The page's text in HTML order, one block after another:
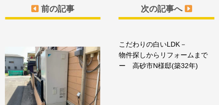
前の記事 次の記事へ
こだわりの白いLDK－
物件探しからリフォームまで
ー 高砂市N様邸(築32年)